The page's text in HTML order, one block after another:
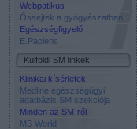
Webpatikus
Őssejtek a gyógyászatban
Egészségfigyelő
E.Paciens
Külföldi SM linkek
Klinikai kísérletek
Medline egészségügyi
adatbázis SM szekciója
Minden az SM-ről
MS World